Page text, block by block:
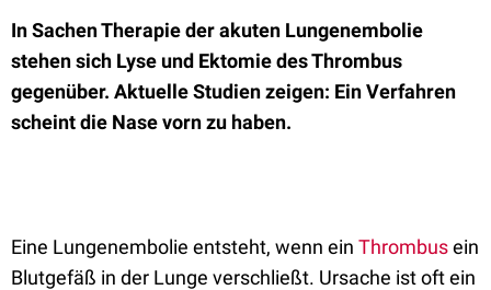
In Sachen Therapie der akuten Lungenembolie
stehen sich Lyse und Ektomie des Thrombus
gegenüber. Aktuelle Studien zeigen: Ein Verfahren
scheint die Nase vorn zu haben.
Eine Lungenembolie entsteht, wenn ein Thrombusein
Blutgefäß in der Lunge verschließt. Ursache ist oft ein